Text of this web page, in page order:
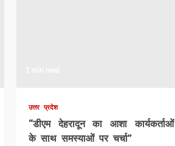
उत्तर प्रदेश
“डीएम देहरादून का आशा कार्यकर्ताओं
के साथ समस्याओं पर चर्चा”